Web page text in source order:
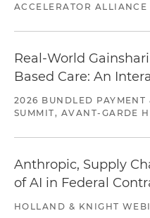
ACCELERATOR ALLIANCE
Real-World
Based Care: An
2026 BUNDLED PAYMENT
SUMMIT, AVANT-GARDE
Anthropic, Supply
of AI in Federal
HOLLAND & KNIGHT